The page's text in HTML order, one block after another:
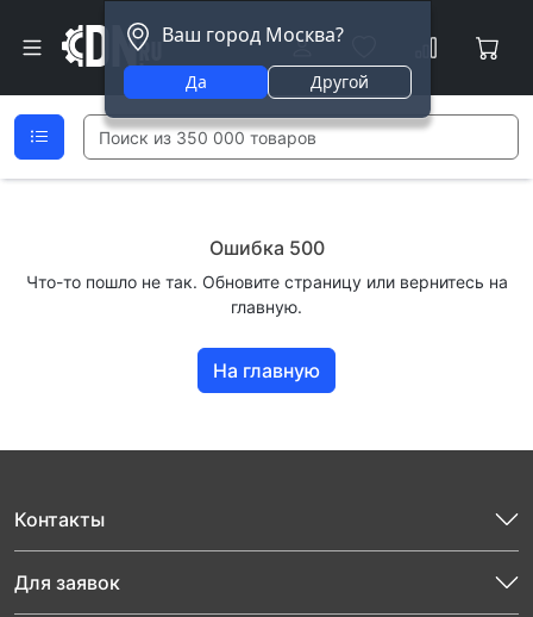
Ваш город Москва?
Да Другой
Ошибка 500
Что-то пошло не так. Обновите страницу или вернитесь на
главную.
На главную
Контакты
Для заявок